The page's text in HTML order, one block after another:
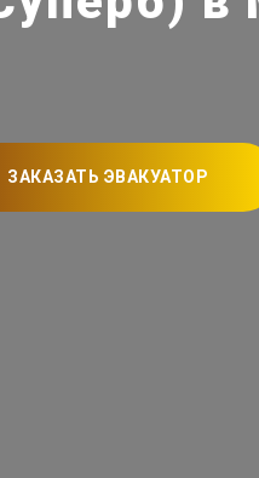
ЗАКАЗАТЬ ЭВАКУАТОР